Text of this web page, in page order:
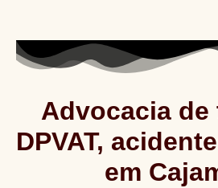
Advocacia de
DPVAT,
em